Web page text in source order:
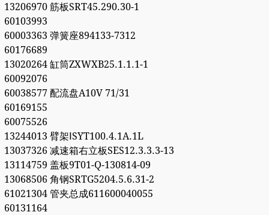
13206970 筋板SRT45.290.30-1
60103993
60003363 弹簧座894133-7312
60176689
13020264 缸筒ZXWXB25.1.1.1-1
60092076
60038577 配流盘A10V 71/31
60169155
60075526
13244013 臂架ⅠSYT100.4.1A.1L
13037326 减速箱右立板SES12.3.3.3-13
13114759 盖板9T01-Q-130814-09
13068506 角钢SRTG5204.5.6.31-2
61021304 管夹总成611600040055
60131164